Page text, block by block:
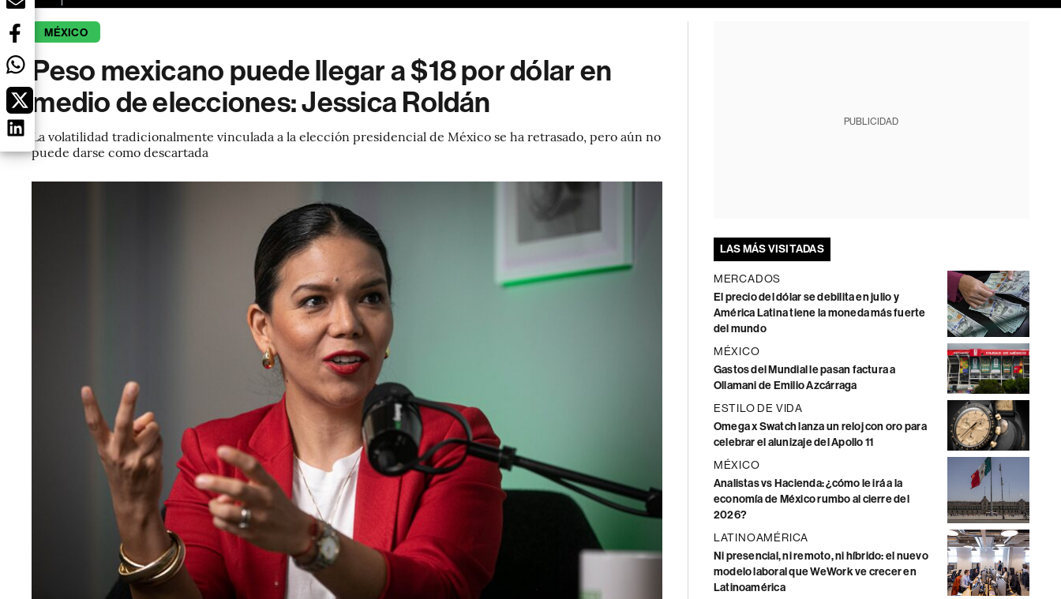
MÉXICO
Peso mexicano puede llegar a $18 por dólar en
medio de elecciones: Jessica Roldán
La volatilidad tradicionalmente vinculada a la elección presidencial de México se ha retrasado, pero aún no
puede darse como descartada
PUBLICIDAD
LAS MÁS VISITADAS
MERCADOS
El precio del dólar se debilita en julio y
América Latina tiene la moneda más fuerte
del mundo
MÉXICO
Gastos del Mundial le pasan factura a
Ollamani de Emilio Azcárraga
ESTILO DE VIDA
Omega x Swatch lanza un reloj con oro para
celebrar el alunizaje del Apollo 11
MÉXICO
Analistas vs Hacienda: ¿cómo le irá a la
economía de México rumbo al cierre del
2026?
LATINOAMÉRICA
Ni presencial, ni remoto, ni híbrido: el nuevo
modelo laboral que WeWork ve crecer en
Latinoamérica